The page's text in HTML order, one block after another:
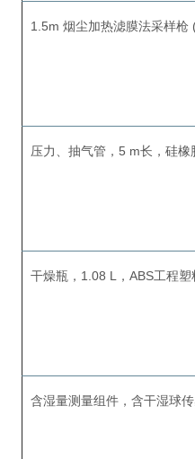
1.5m 烟尘加热滤膜法采样枪
压力、抽气管，5 m长，硅橡
干燥瓶，1.08 L，ABS工程塑
含湿量测量组件，含干湿球